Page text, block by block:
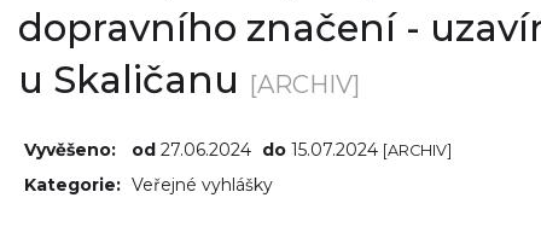
dopravního značení -
u Skaličanu [ARCHIV]
Vyvěšeno: od 27.06.2024 do 15.07.2024 [ARCHIV]
Kategorie: Veřejné vyhlášky